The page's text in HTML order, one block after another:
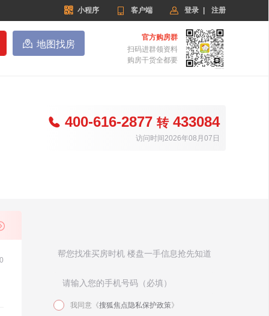
 小程序  客户端  登录 注册
 地图找房
官方购房群
扫码进群领资料
购房干货全都要
 400-616-2877 转433084
访问时间2026年08月07日
帮您找准买房时机 楼盘一手信息抢先知道
我同意《搜狐焦点隐私保护政策》